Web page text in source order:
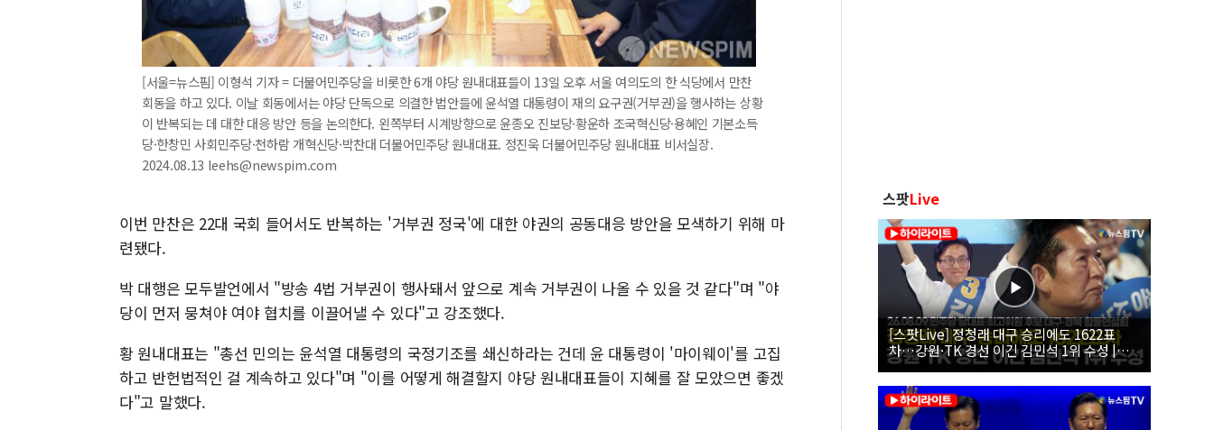
[서울=뉴스핌] 이형석 기자 = 더불어민주당을 비롯한 6개 야당 원내대표들이 13일 오후 서울 여의도의 한 식당에서 만찬
회동을 하고 있다. 이날 회동에서는 야당 단독으로 의결한 법안들에 윤석열 대통령이 재의 요구권(거부권)을 행사하는 상황
이 반복되는 데 대한 대응 방안 등을 논의한다. 왼쪽부터 시계방향으로 윤종오 진보당·황운하 조국혁신당·용혜인 기본소득
당·한창민 사회민주당·천하람 개혁신당·박찬대 더불어민주당 원내대표. 정진욱 더불어민주당 원내대표 비서실장.
2024.08.13 leehs@newspim.com
이번 만찬은 22대 국회 들어서도 반복하는 '거부권 정국'에 대한 야권의 공동대응 방안을 모색하기 위해 마
련됐다.
박 대행은 모두발언에서 "방송 4법 거부권이 행사돼서 앞으로 계속 거부권이 나올 수 있을 것 같다"며 "야
당이 먼저 뭉쳐야 여야 협치를 이끌어낼 수 있다"고 강조했다.
황 원내대표는 "총선 민의는 윤석열 대통령의 국정기조를 쇄신하라는 건데 윤 대통령이 '마이웨이'를 고집
하고 반헌법적인 걸 계속하고 있다"며 "이를 어떻게 해결할지 야당 원내대표들이 지혜를 잘 모았으면 좋겠
다"고 말했다.
스팟Live
[스팟Live] 정청래 대구 승리에도 1622표
차…강원·TK 경선 이긴 김민석 1위 수성 |
26.08.09 더불어민주당 당대표·최고위원 후
보 대구·경북 합동연설회